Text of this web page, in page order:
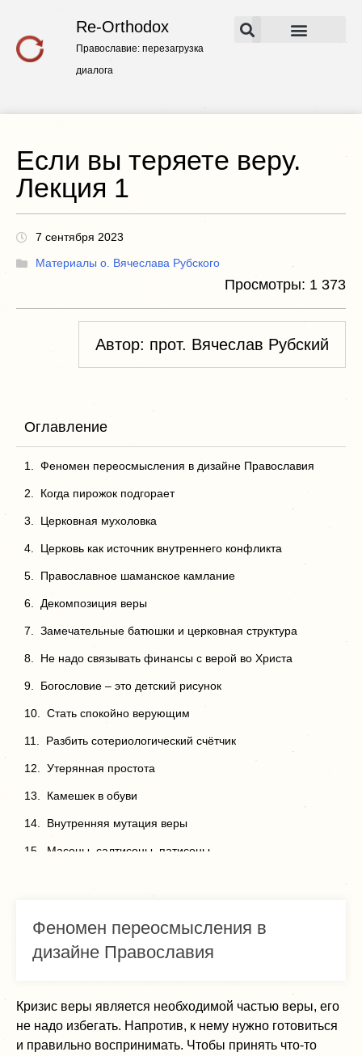
Re-Orthodox
Православие: перезагрузка
диалога
Если вы теряете веру.
Лекция 1
7 сентября 2023
Материалы о. Вячеслава Рубского
Просмотры: 1 373
Автор: прот. Вячеслав Рубский
Оглавление
Феномен переосмысления в дизайне Православия
Когда пирожок подгорает
Церковная мухоловка
Церковь как источник внутреннего конфликта
Православное шаманское камлание
Декомпозиция веры
Замечательные батюшки и церковная структура
Не надо связывать финансы с верой во Христа
Богословие – это детский рисунок
Стать спокойно верующим
Разбить сотериологический счётчик
Утерянная простота
Камешек в обуви
Внутренняя мутация веры
Масоны, салтисоны, патисоны…
Статьи и видеозаписи цикла «Если вы теряете веру»
Феномен переосмысления в
дизайне Православия
Кризис веры является необходимой частью веры, его
не надо избегать. Напротив, к нему нужно готовиться
и правильно воспринимать. Чтобы принять что-то